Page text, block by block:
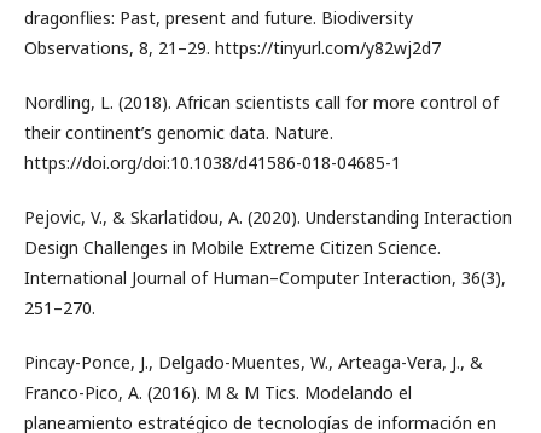
dragonflies: Past, present and future. Biodiversity
Observations, 8, 21–29. https://tinyurl.com/y82wj2d7
Nordling, L. (2018). African scientists call for more control of
their continent’s genomic data. Nature.
https://doi.org/doi:10.1038/d41586-018-04685-1
Pejovic, V., & Skarlatidou, A. (2020). Understanding Interaction
Design Challenges in Mobile Extreme Citizen Science.
International Journal of Human–Computer Interaction, 36(3),
251–270.
Pincay-Ponce, J., Delgado-Muentes, W., Arteaga-Vera, J., &
Franco-Pico, A. (2016). M & M Tics. Modelando el
planeamiento estratégico de tecnologías de información en